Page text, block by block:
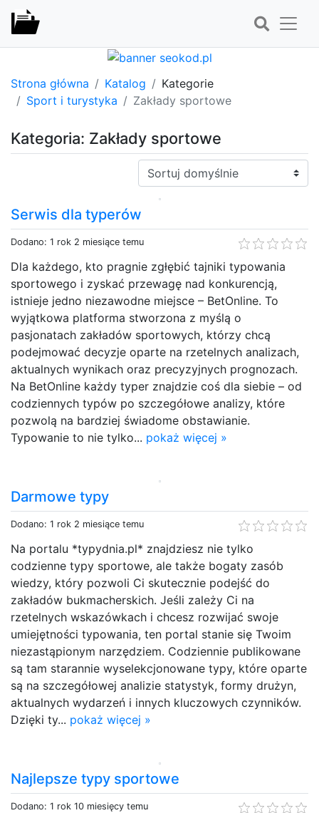
Strona główna Katalog
Kategorie
Sport i turystyka
Zakłady sportowe
Kategoria: Zakłady sportowe
Sortuj:
Serwis dla typerów
Dodano: 1 rok 2 miesiące temu
Dla każdego, kto pragnie zgłębić tajniki typowania
sportowego i zyskać przewagę nad konkurencją,
istnieje jedno niezawodne miejsce – BetOnline. To
wyjątkowa platforma stworzona z myślą o
pasjonatach zakładów sportowych, którzy chcą
podejmować decyzje oparte na rzetelnych analizach,
aktualnych wynikach oraz precyzyjnych prognozach.
Na BetOnline każdy typer znajdzie coś dla siebie – od
codziennych typów po szczegółowe analizy, które
pozwolą na bardziej świadome obstawianie.
Typowanie to nie tylko... pokaż więcej »
Darmowe typy
Dodano: 1 rok 2 miesiące temu
Na portalu *typydnia.pl* znajdziesz nie tylko
codzienne typy sportowe, ale także bogaty zasób
wiedzy, który pozwoli Ci skutecznie podejść do
zakładów bukmacherskich. Jeśli zależy Ci na
rzetelnych wskazówkach i chcesz rozwijać swoje
umiejętności typowania, ten portal stanie się Twoim
niezastąpionym narzędziem. Codziennie publikowane
są tam starannie wyselekcjonowane typy, które oparte
są na szczegółowej analizie statystyk, formy drużyn,
aktualnych wydarzeń i innych kluczowych czynników.
Dzięki ty... pokaż więcej »
Najlepsze typy sportowe
Dodano: 1 rok 10 miesięcy temu